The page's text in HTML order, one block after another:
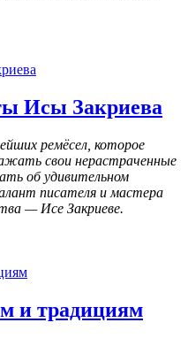
Исы Закриева
ремёсел, которое
свои нерастраченные
об удивительном
писателя и мастера
— Исе Закриеве.
и традициям